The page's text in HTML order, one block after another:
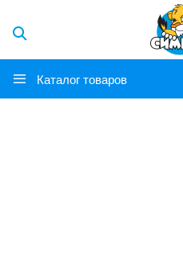
Каталог товаров